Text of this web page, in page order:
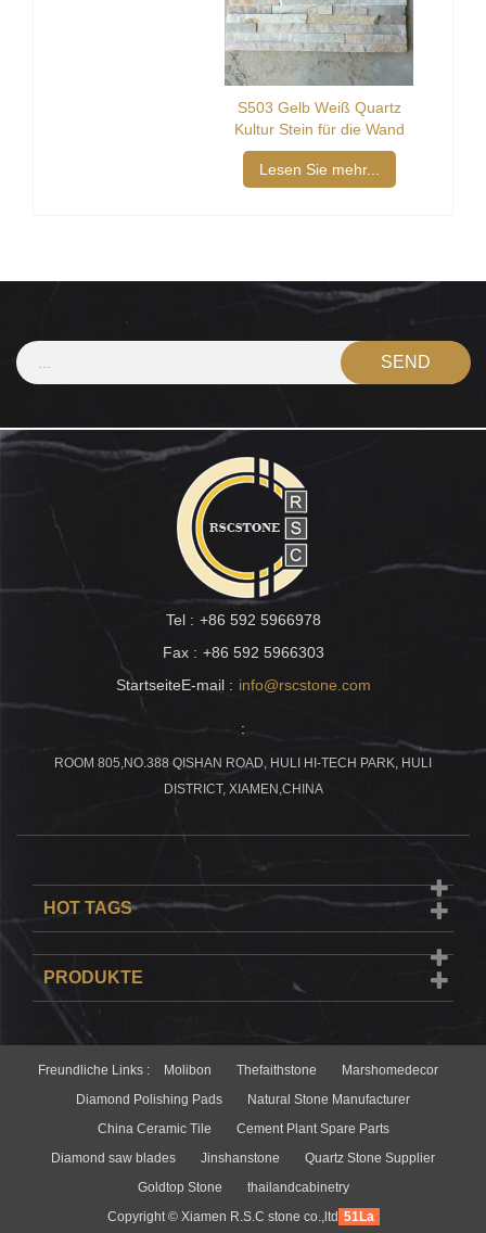
S503 Gelb Weiß Quartz
Kultur Stein für die Wand
Lesen Sie mehr...
Tel : +86 592 5966978
Fax : +86 592 5966303
StartseiteE-mail : info@rscstone.com
:
ROOM 805,NO.388 QISHAN ROAD, HULI HI-TECH PARK, HULI
DISTRICT, XIAMEN,CHINA
HOT TAGS
PRODUKTE
Freundliche Links : Molibon Thefaithstone
Marshomedecor
Diamond Polishing Pads
Natural Stone Manufacturer
China Ceramic Tile
Cement Plant Spare Parts
Diamond saw blades
Jinshanstone
Quartz Stone Supplier
Goldtop Stone
thailandcabinetry
Copyright © Xiamen R.S.C stone co.,ltd 51La